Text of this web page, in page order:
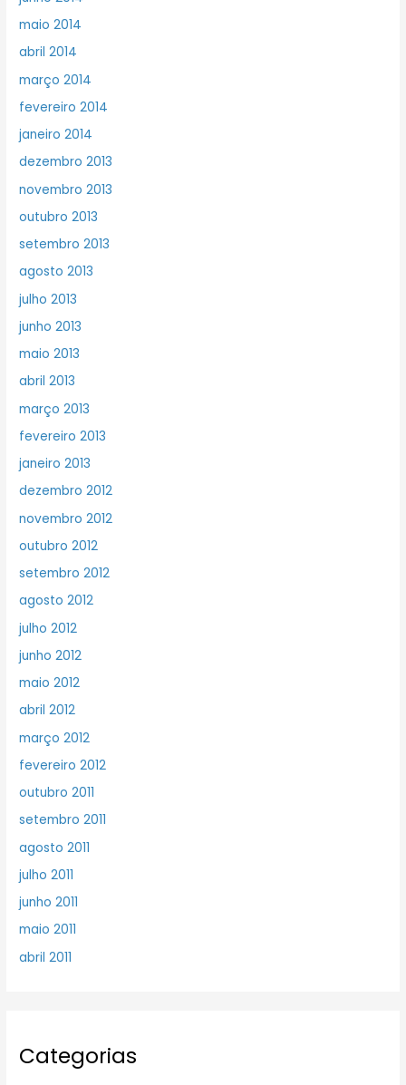
maio 2014
abril 2014
março 2014
fevereiro 2014
janeiro 2014
dezembro 2013
novembro 2013
outubro 2013
setembro 2013
agosto 2013
julho 2013
junho 2013
maio 2013
abril 2013
março 2013
fevereiro 2013
janeiro 2013
dezembro 2012
novembro 2012
outubro 2012
setembro 2012
agosto 2012
julho 2012
junho 2012
maio 2012
abril 2012
março 2012
fevereiro 2012
outubro 2011
setembro 2011
agosto 2011
julho 2011
junho 2011
maio 2011
abril 2011
Categorias